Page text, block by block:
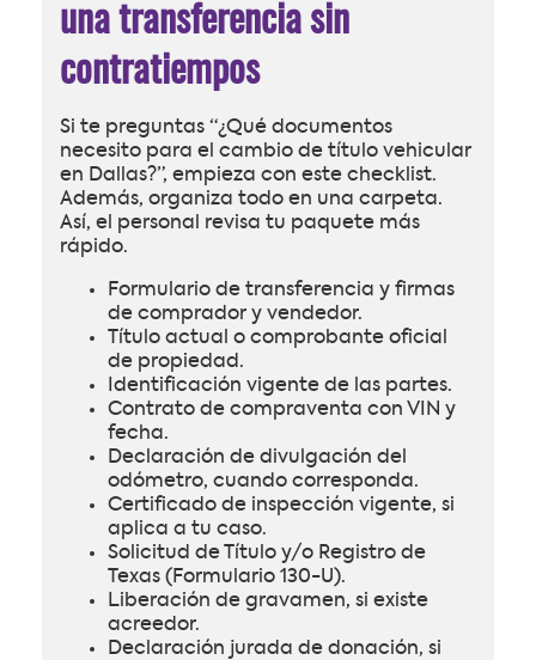
una transferencia sin
contratiempos
Si te preguntas “¿Qué documentos
necesito para el cambio de título vehicular
en Dallas?”, empieza con este checklist.
Además, organiza todo en una carpeta.
Así, el personal revisa tu paquete más
rápido.
Formulario de transferencia y firmas
de comprador y vendedor.
Título actual o comprobante oficial
de propiedad.
Identificación vigente de las partes.
Contrato de compraventa con VIN y
fecha.
Declaración de divulgación del
odómetro, cuando corresponda.
Certificado de inspección vigente, si
aplica a tu caso.
Solicitud de Título y/o Registro de
Texas (Formulario 130-U).
Liberación de gravamen, si existe
acreedor.
Declaración jurada de donación, si